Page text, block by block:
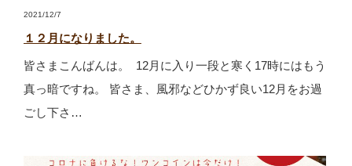
2021/12/7
１２月になりました。
皆さまこんばんは。 12月に入り一段と寒く17時にはもう
真っ暗ですね。 皆さま、風邪などひかず良い12月をお過
ごし下さ…